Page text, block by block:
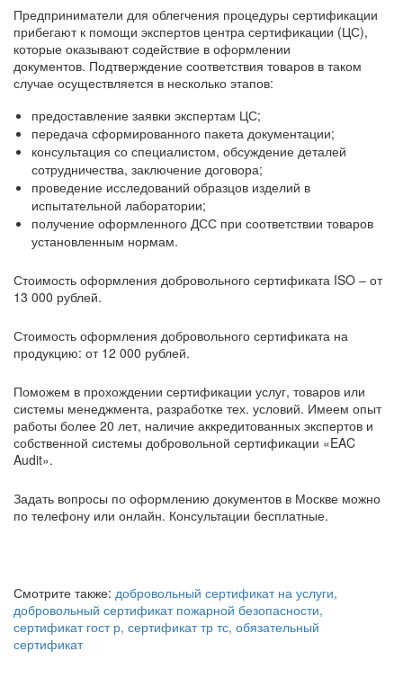
Предприниматели для облегчения процедуры сертификации
прибегают к помощи экспертов центра сертификации (ЦС),
которые оказывают содействие в оформлении
документов. Подтверждение соответствия товаров в таком
случае осуществляется в несколько этапов:
предоставление заявки экспертам ЦС;
передача сформированного пакета документации;
консультация со специалистом, обсуждение деталей
сотрудничества, заключение договора;
проведение исследований образцов изделий в
испытательной лаборатории;
получение оформленного ДСС при соответствии товаров
установленным нормам.
Стоимость оформления добровольного сертификата ISO ‒ от
13 000 рублей.
Стоимость оформления добровольного сертификата на
продукцию: от 12 000 рублей.
Поможем в прохождении сертификации услуг, товаров или
системы менеджмента, разработке тех. условий. Имеем опыт
работы более 20 лет, наличие аккредитованных экспертов и
собственной системы добровольной сертификации «EAC
Audit».
Задать вопросы по оформлению документов в Москве можно
по телефону или онлайн. Консультации бесплатные.
Смотрите также: добровольный сертификат на услуги,
добровольный сертификат пожарной безопасности,
сертификат гост р, сертификат тр тс, обязательный
сертификат